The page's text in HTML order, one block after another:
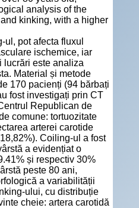
analysis of the
kinking, with a higher
pot afecta fluxul
ischemice, iar
lucrări este analiza
Material și metode
170 pacienți (94 bărbați
fost investigați prin CT
Republican de
comune: tortuozitate
arterei carotide
Coiling-ul a fost
a evidențiat o
și respectiv 30%
peste 80 ani,
a variabilității
ului, cu distribuție
cheie: artera carotidă